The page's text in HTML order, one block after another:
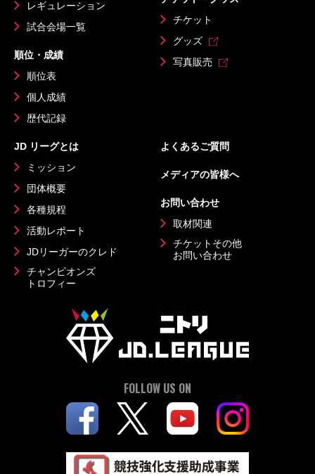
レギュレーション
試合会場一覧
順位・成績
順位表
個人成績
歴代記録
チケット
グッズ
写真販売
JD リーグとは
ミッション
団体概要
各種規程
活動レポート
JDリーガーのクレド
チャンピオンズ
トロフィー
よくあるご質問
メディアの皆様へ
お問い合わせ
取材関連
チケットその他
お問い合わせ
FOLLOW US ON